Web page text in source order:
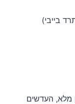
מלא, העדשים